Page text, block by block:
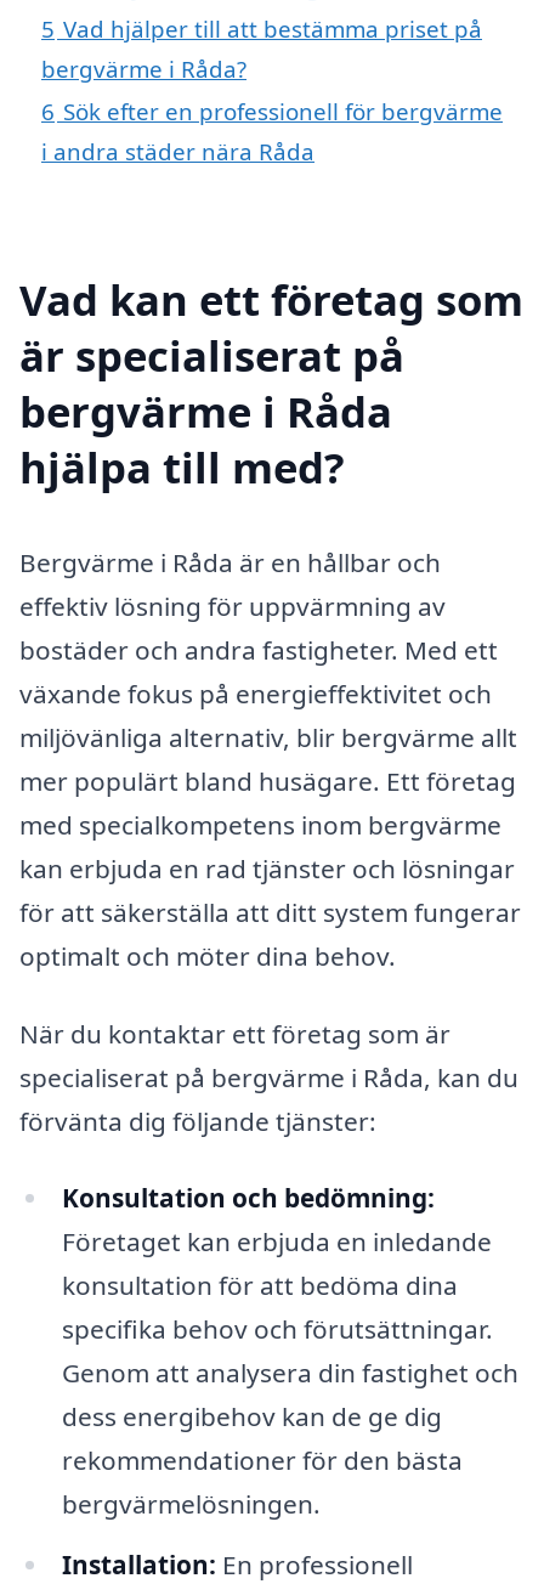
5 Vad hjälper till att bestämma priset på
bergvärme i Råda?
6 Sök efter en professionell för bergvärme
i andra städer nära Råda
Vad kan ett företag som
är specialiserat på
bergvärme i Råda
hjälpa till med?
Bergvärme i Råda är en hållbar och
effektiv lösning för uppvärmning av
bostäder och andra fastigheter. Med ett
växande fokus på energieffektivitet och
miljövänliga alternativ, blir bergvärme allt
mer populärt bland husägare. Ett företag
med specialkompetens inom bergvärme
kan erbjuda en rad tjänster och lösningar
för att säkerställa att ditt system fungerar
optimalt och möter dina behov.
När du kontaktar ett företag som är
specialiserat på bergvärme i Råda, kan du
förvänta dig följande tjänster:
Konsultation och bedömning:
Företaget kan erbjuda en inledande
konsultation för att bedöma dina
specifika behov och förutsättningar.
Genom att analysera din fastighet och
dess energibehov kan de ge dig
rekommendationer för den bästa
bergvärmelösningen.
Installation: En professionell